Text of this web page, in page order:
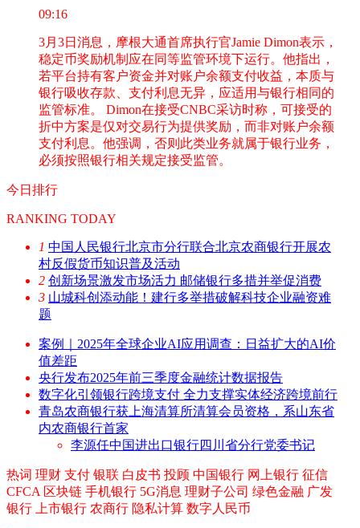
09:16
3月3日消息，摩根大通首席执行官Jamie Dimon表示，
稳定币奖励机制应在同等监管环境下运行。他指出，
若平台持有客户资金并对账户余额支付收益，本质与
银行吸收存款、支付利息无异，应适用与银行相同的
监管标准。 Dimon在接受CNBC采访时称，可接受的
折中方案是仅对交易行为提供奖励，而非对账户余额
支付利息。他强调，否则此类业务就属于银行业务，
必须按照银行相关规定接受监管。
今日排行
RANKING TODAY
1 中国人民银行北京市分行联合北京农商银行开展农
村反假货币知识普及活动
2 创新场景激发市场活力 邮储银行多措并举促消费
3 山城科创添动能！建行多举措破解科技企业融资难
题
案例｜2025年全球企业AI应用调查：日益扩大的AI价
值差距
央行发布2025年前三季度金融统计数据报告
数字化引领银行跨境支付 全力支撑实体经济跨境前行
青岛农商银行获上海清算所清算会员资格，系山东省
内农商银行首家
李源任中国进出口银行四川省分行党委书记
热词 理财 支付 银联 白皮书 投顾 中国银行 网上银行 征信
CFCA 区块链 手机银行 5G消息 理财子公司 绿色金融 广发
银行
上市银行 农商行 隐私计算 数字人民币